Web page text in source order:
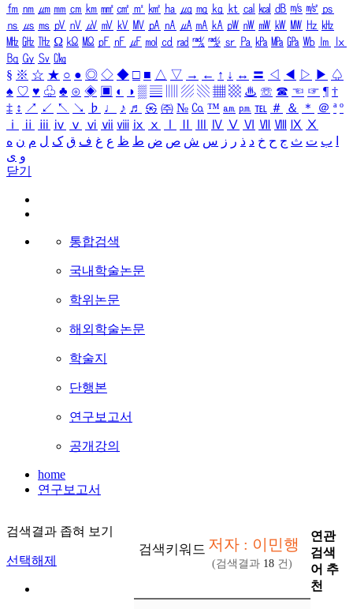
㎙ ㎚ ㎛ ㎜ ㎝ ㎞ ㎟ ㎠ ㎡ ㎢ ㏊ ㎍ ㎎ ㎏ ㏏ ㎈ ㎉ ㏈ ㎧ ㎨ ㎰
㎱ ㎲ ㎳ ㎴ ㎵ ㎶ ㎷ ㎸ ㎹ ㎀ ㎁ ㎂ ㎃ ㎄ ㎺ ㎻ ㎽ ㎾ ㎿ ㎐ ㎑
㎒ ㎓ ㎔ Ω ㏀ ㏁ ㎊ ㎋ ㎌ ㏖ ㏅ ㎭ ㎮ ㎯ ㏛ ㎩ ㎪ ㎫ ㎬ ㏝ ㏐
㏓
㏃ ㏉ ㏜ ㏆
§ ※ ☆ ★ ○ ● ◎ ◇ ◆ □ ■ △ ▽ → ← ↑ ↓ ↔ 〓 ◁ ◀ ▷ ▶ ♤
♠ ♡ ♥ ♧ ♣ ⊙ ◈ ▣ ◐ ◑ ▒ ▤ ▨ ▧ ▦ ▩ ♨ ☏ ☎ ☜ ☞ ¶ †
‡ ↕ ↗ ↙ ↖ ↘ ♭ ♩ ♪ ♬ ㉿ ㈜ № ㏇ ™ ㏂ ㏘ ℡ ＃ ＆ ＊ ＠ ª º
ⅰ
ⅱ ⅲ ⅳ ⅴ ⅵ ⅶ ⅷ ⅸ ⅹ Ⅳ Ⅴ Ⅵ Ⅶ Ⅷ Ⅸ Ⅹ
ب ت ث ج ح خ د ذ ر ز س ش ص ض ط ظ ع غ ف ق ک ل م ن ه
و ی
닫기
통합검색
국내학술논문
학위논문
해외학술논문
학술지
단행본
연구보고서
공개강의
home
연구보고서
검색결과 좁혀 보기
선택해제
검색키워드 저자 : 이민행
(검색결과 18 건)
연관
검색
어 추
천